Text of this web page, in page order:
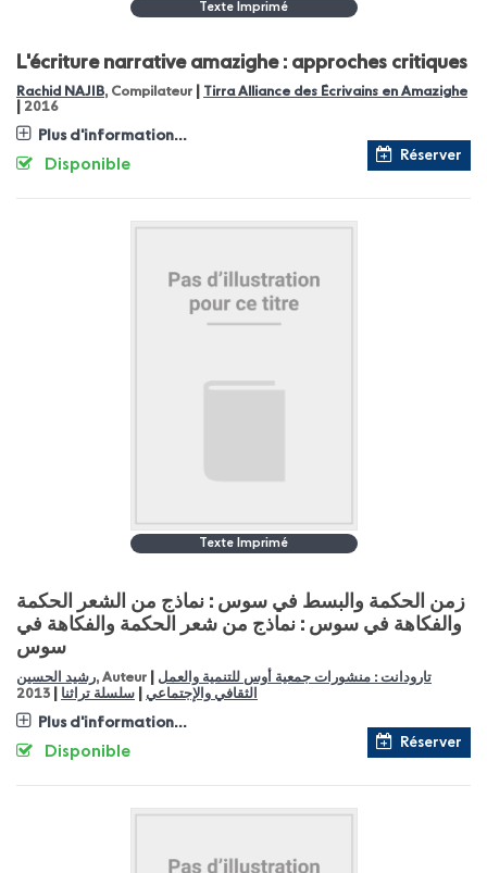
Texte Imprimé
L'écriture narrative amazighe : approches critiques
Rachid NAJIB, Compilateur Tirra Alliance des Écrivains en Amazighe
2016
Plus d'information...
Réserver
Disponible
Texte Imprimé
زمن الحكمة والبسط في سوس : نماذج من الشعر الحكمة
والفكاهة في سوس : نماذج من شعر الحكمة والفكاهة في
سوس
رشيد الحسين, Auteur
تارودانت : منشورات جمعية أوس للتنمية والعمل
الثقافي والإجتماعي
سلسلة تراثنا 2013
Plus d'information...
Réserver
Disponible